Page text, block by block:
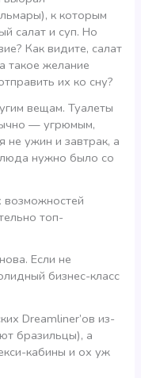
к которым
салат и суп. Но
Как видите, салат
такое желание
их ко сну?
вещам. Туалеты
— угрюмым,
не ужин и завтрак, а
нужно было со
топ-
Если не
бизнес-класс
Dreamliner’ов из-
бразильцы), а
кабины и ох уж